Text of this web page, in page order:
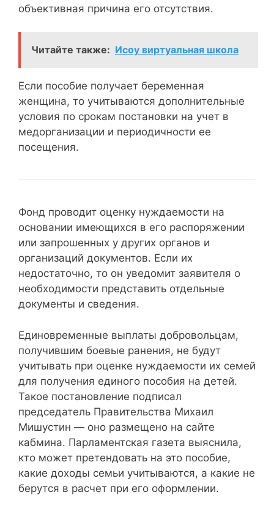
объективная причина его отсутствия.
Читайте также: Исоу виртуальная школа
Если пособие получает беременная
женщина, то учитываются дополнительные
условия по срокам постановки на учет в
медорганизации и периодичности ее
посещения.
Фонд проводит оценку нуждаемости на
основании имеющихся в его распоряжении
или запрошенных у других органов и
организаций документов. Если их
недостаточно, то он уведомит заявителя о
необходимости представить отдельные
документы и сведения.
Единовременные выплаты добровольцам,
получившим боевые ранения, не будут
учитывать при оценке нуждаемости их семей
для получения единого пособия на детей.
Такое постановление подписал
председатель Правительства Михаил
Мишустин — оно размещено на сайте
кабмина. Парламентская газета выяснила,
кто может претендовать на это пособие,
какие доходы семьи учитываются, а какие не
берутся в расчет при его оформлении.